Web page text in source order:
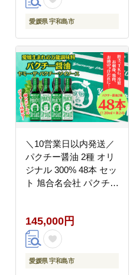
愛媛県 宇和島市
＼10営業日以内発送／
パクチー醤油 2種 オリ
ジナル 300% 48本 セッ
ト 旭合名会社 パクチー
料 国産 愛媛 宇和島
J145-052020
145,000円
愛媛県 宇和島市